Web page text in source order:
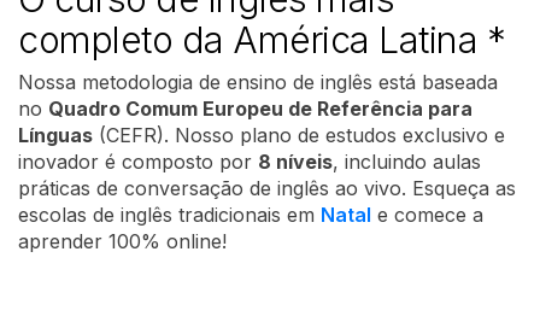
completo da América Latina *
Nossa metodologia de ensino de inglês está baseada
no Quadro Comum Europeu de Referência para
Línguas (CEFR). Nosso plano de estudos exclusivo e
inovador é composto por 8 níveis, incluindo aulas
práticas de conversação de inglês ao vivo. Esqueça as
escolas de inglês tradicionais em Natal e comece a
aprender 100% online!